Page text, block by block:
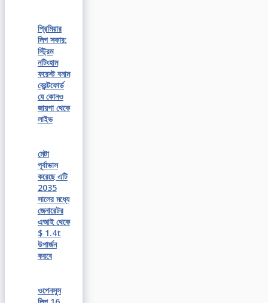
প্রিমিয়ার
লিগ সকার:
স্ট্রিম
নটিংহাম
ফরেস্ট বনাম
ব্রেন্টফোর্ড
যে কোনও
জায়গা থেকে
লাইভ
মেটা
পূর্বাভাস
করেছে এটি
2035
সালের মধ্যে
জেনারেটর
এআই থেকে
$ 1.4t
উপার্জন
করবে
ওপেনসুস